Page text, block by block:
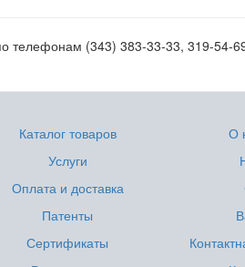
телефонам (343) 383-33-33, 319-54-
Каталог товаров
Услуги
Оплата и доставка
Патенты
Сертификаты
О